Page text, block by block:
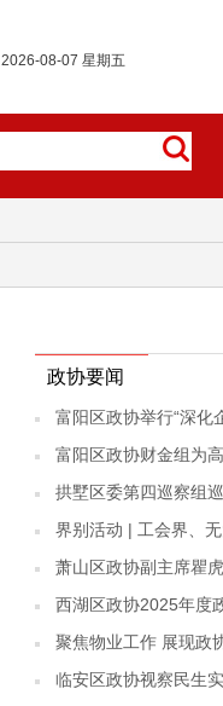
2026-08-07 星期五
政协要闻
富阳区政协举行“深化
富阳区政协财金组为
拱墅区委第四巡察组
界别活动 | 工会界、无
萧山区政协副主席瞿虎
西湖区政协2025年度
聚焦物业工作 展现政
临安区政协视察民生